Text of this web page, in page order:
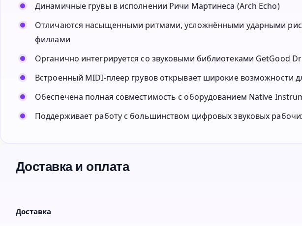
Динамичные грувы в исполнении Ричи Мартинеса (Arch Echo)
Отличаются насыщенными ритмами, усложнёнными ударными
филлами
Органично интегрируется со звуковыми библиотеками GetGood
Встроенный MIDI-плеер грувов открывает широкие возможности
Обеспечена полная совместимость с оборудованием Native
Поддерживает работу с большинством цифровых звуковых
Доставка и оплата
Доставка